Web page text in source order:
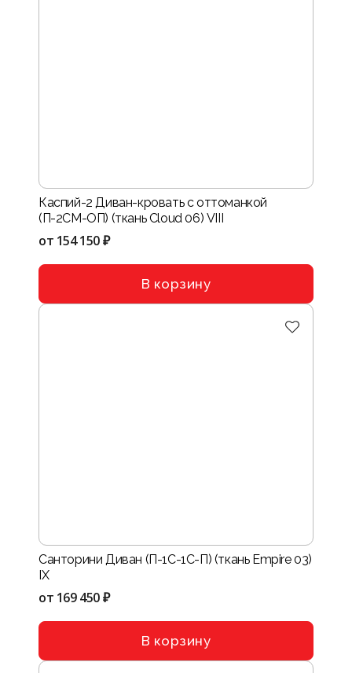
Каспий-2 Диван-кровать с оттоманкой
(П-2СМ-ОП) (ткань Cloud 06) VIII
от 154 150 ₽
В корзину
Санторини Диван (П-1С-1С-П) (ткань Empire 03)
IX
от 169 450 ₽
В корзину